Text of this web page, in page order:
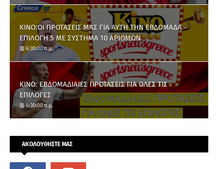
ΚΙΝΟ:ΟΙ ΠΡΟΤΑΣΕΙΣ ΜΑΣ ΓΙΑ ΑΥΤΗ ΤΗΝ ΕΒΔΟΜΑΔΑ -
ΕΠΙΛΟΓΗ 5 ΜΕ ΣΥΣΤΗΜΑ 10 ΑΡΙΘΜΩΝ
6:30:00 π.μ.
ΚΙΝΟ: ΕΒΔΟΜΑΔΙΑΙΕΣ ΠΡΟΤΑΣΕΙΣ ΓΙΑ ΟΛΕΣ ΤΙΣ
ΕΠΙΛΟΓΕΣ
6:30:00 π.μ.
ΑΚΟΛΟΥΘΗΣΤΕ ΜΑΣ